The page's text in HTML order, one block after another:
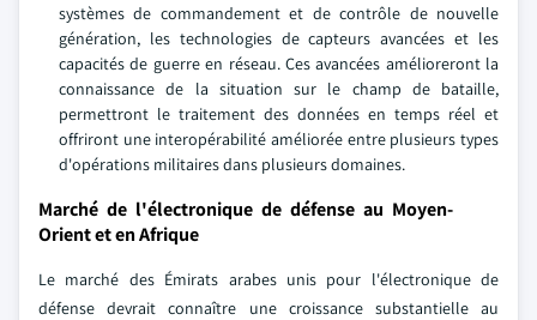
systèmes de commandement et de contrôle de nouvelle
génération, les technologies de capteurs avancées et les
capacités de guerre en réseau. Ces avancées amélioreront la
connaissance de la situation sur le champ de bataille,
permettront le traitement des données en temps réel et
offriront une interopérabilité améliorée entre plusieurs types
d'opérations militaires dans plusieurs domaines.
Marché de l'électronique de défense au Moyen-
Orient et en Afrique
Le marché des Émirats arabes unis pour l'électronique de
défense devrait connaître une croissance substantielle au